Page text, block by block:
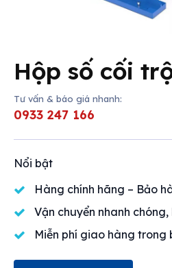
Hộp số cối
Tư vấn & báo giá nhanh:
0933 247 166
Nổi bật
Hàng chính hãng – Bảo
Vận chuyển nhanh
Miễn phí giao hàng trong